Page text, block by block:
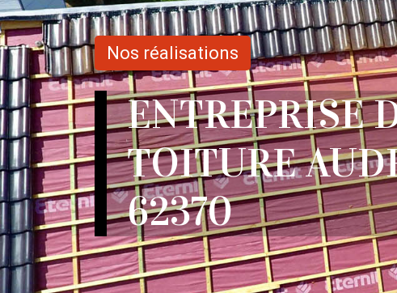
Nos réalisations
ENTREPRISE
TOITURE
62370